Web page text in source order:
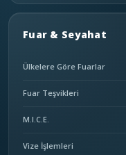
Fuar & Seyahat
Ülkelere Göre Fuarlar
Fuar Teşvikleri
M.I.C.E.
Vize İşlemleri